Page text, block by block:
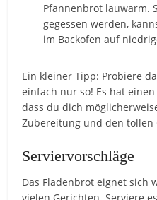
Pfannenbrot lauwarm.
gegessen werden,
im Backofen auf
Ein kleiner Tipp: Probiere
einfach nur so! Es hat
dass du dich
Zubereitung und den tollen
Serviervorschläge
Das Fladenbrot eignet sich